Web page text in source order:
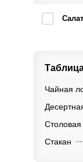
Чайная
Столовая
Стакан